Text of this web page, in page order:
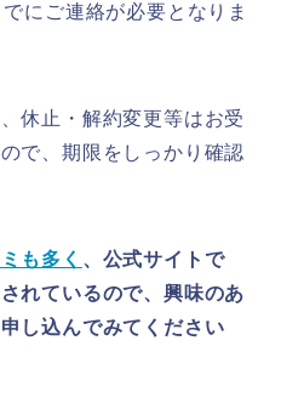
にご連絡が必要となりま
休止・解約変更等はお受
で、期限をしっかり確認
も多く 、公式サイトで
れているので、興味のあ
し込んでみてください